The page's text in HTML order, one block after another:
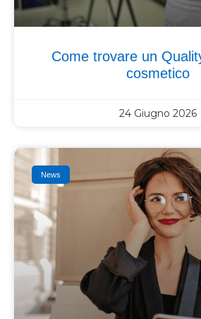
Come trovare un
cosmetico
24 Giugno 2026
News